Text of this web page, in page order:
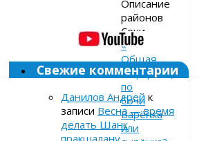
Описание
районов
Сочи
«
Общая
информация
по
Сочи
Варёнка
или
Свежие комментарии
Данилов Андрей к
записи Весна — время
делать Шанк